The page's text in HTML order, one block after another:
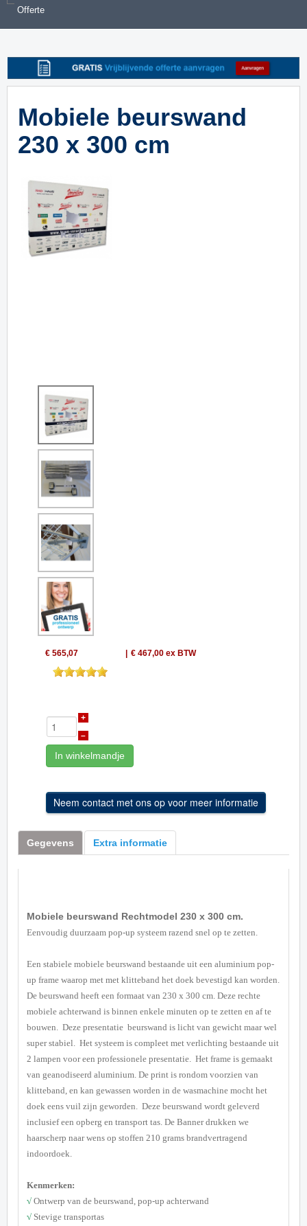
Offerte
Mobiele beurswand
230 x 300 cm
€ 565,07 € 467,00 ex BTW
+
–
In winkelmandje
Gegevens Extra informatie
Mobiele beurswand Rechtmodel 230 x 300 cm.
Eenvoudig duurzaam pop-up systeem razend snel op te zetten.
Een stabiele mobiele beurswand bestaande uit een aluminium pop-
up frame waarop met met klitteband het doek bevestigd kan worden.
De beurswand heeft een formaat van 230 x 300 cm. Deze rechte
mobiele achterwand is binnen enkele minuten op te zetten en af te
bouwen. Deze presentatie beurswand is licht van gewicht maar wel
super stabiel. Het systeem is compleet met verlichting bestaande uit
2 lampen voor een professionele presentatie. Het frame is gemaakt
van geanodiseerd aluminium. De print is rondom voorzien van
klitteband, en kan gewassen worden in de wasmachine mocht het
doek eens vuil zijn geworden. Deze beurswand wordt geleverd
inclusief een opberg en transport tas. De Banner drukken we
haarscherp naar wens op stoffen 210 grams brandvertragend
indoordoek.
Kenmerken:
√ Ontwerp van de beurswand, pop-up achterwand
√ Stevige transportas